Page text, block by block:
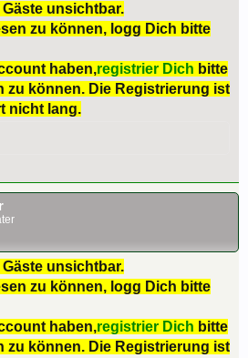
unsichtbar.
zu können, logg Dich bitte
haben,registrier Dich bitte
zu können. Die Registrierung ist
nicht lang.
unsichtbar.
zu können, logg Dich bitte
haben,registrier Dich bitte
zu können. Die Registrierung ist